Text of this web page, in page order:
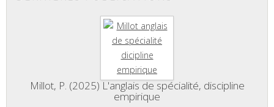
Millot, P. (2025) L'anglais de spécialité, discipline
empirique